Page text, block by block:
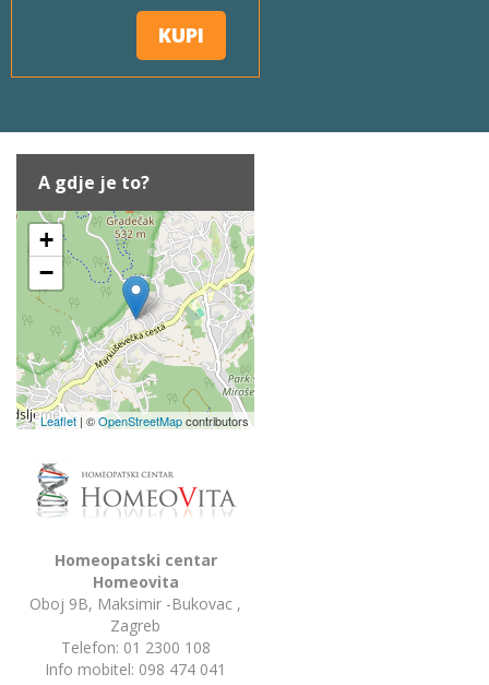
KUPI
A gdje je to?
+
−
Leaflet | ©OpenStreetMapcontributors
Homeopatski centar
Homeovita
Oboj 9B, Maksimir -Bukovac ,
Zagreb
Telefon: 01 2300 108
Info mobitel: 098 474 041